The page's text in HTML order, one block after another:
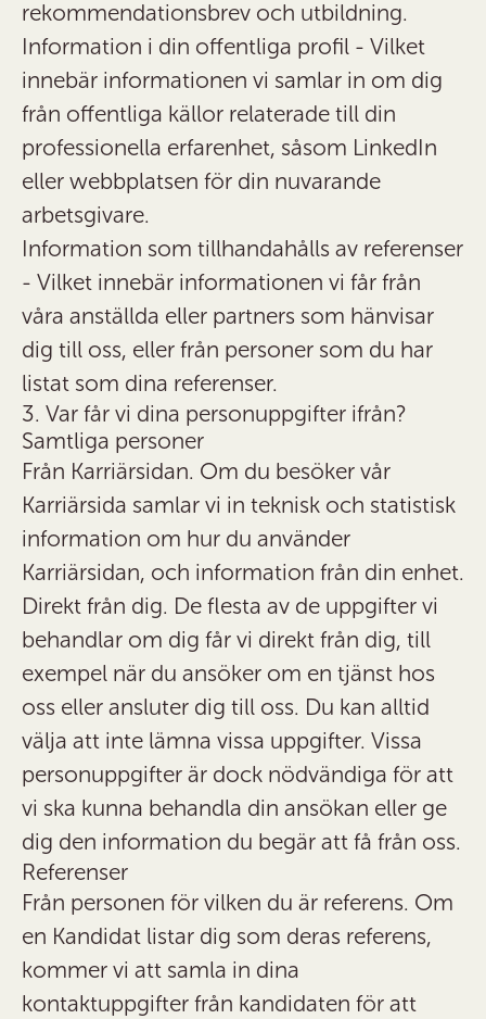
rekommendationsbrev och utbildning.
Information i din offentliga profil - Vilket
innebär informationen vi samlar in om dig
från offentliga källor relaterade till din
professionella erfarenhet, såsom LinkedIn
eller webbplatsen för din nuvarande
arbetsgivare.
Information som tillhandahålls av referenser
- Vilket innebär informationen vi får från
våra anställda eller partners som hänvisar
dig till oss, eller från personer som du har
listat som dina referenser.
3. Var får vi dina personuppgifter ifrån?
Samtliga personer
Från Karriärsidan. Om du besöker vår
Karriärsida samlar vi in teknisk och statistisk
information om hur du använder
Karriärsidan, och information från din enhet.
Direkt från dig. De flesta av de uppgifter vi
behandlar om dig får vi direkt från dig, till
exempel när du ansöker om en tjänst hos
oss eller ansluter dig till oss. Du kan alltid
välja att inte lämna vissa uppgifter. Vissa
personuppgifter är dock nödvändiga för att
vi ska kunna behandla din ansökan eller ge
dig den information du begär att få från oss.
Referenser
Från personen för vilken du är referens. Om
en Kandidat listar dig som deras referens,
kommer vi att samla in dina
kontaktuppgifter från kandidaten för att